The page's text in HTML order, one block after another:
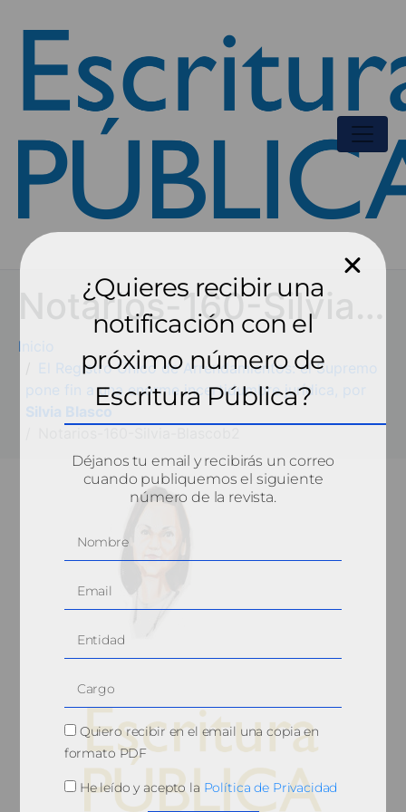
Inicio
El Registro Único de Arrendamientos: el Supremo
pone fin a una enorme incertidumbre jurídica, por
Silvia Blasco
¿Quieres recibir una
notificación con el
próximo número de
Escritura Pública?
Déjanos tu email y recibirás un correo
cuando publiquemos el siguiente
número de la revista.
Quiero recibir en el email una copia en
formato PDF
He leído y acepto la Política de Privacidad